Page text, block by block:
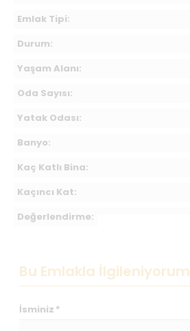
Emlak Tipi:
Durum:
Yaşam Alanı:
Oda Sayısı:
Yatak Odası:
Banyo:
Kaç Katlı Bina:
Kaçıncı Kat:
Değerlendirme:
Bu Emlakla İlgileniyorum
İsminiz *